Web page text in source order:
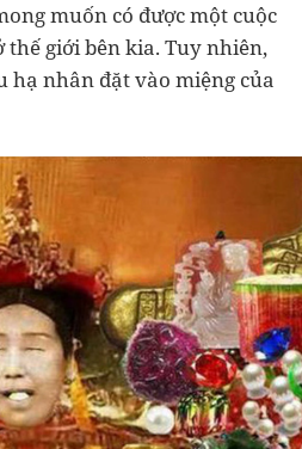
muốn có được một cuộc
thế giới bên kia. Tuy nhiên,
hạ nhân đặt vào miệng của